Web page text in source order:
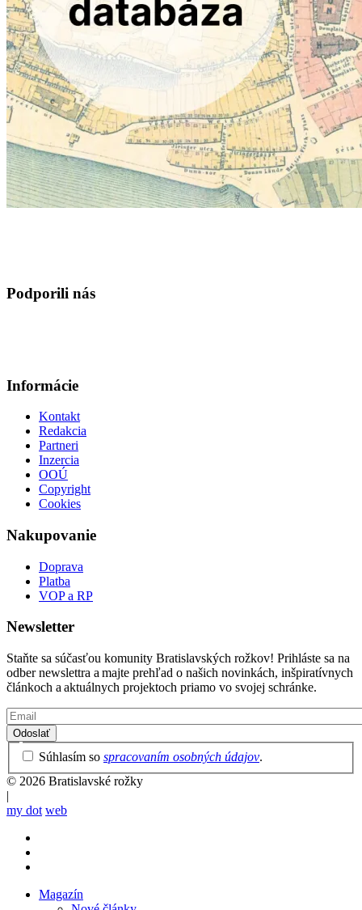
Podporili nás
Informácie
Kontakt
Redakcia
Partneri
Inzercia
OOÚ
Copyright
Cookies
Nakupovanie
Doprava
Platba
VOP a RP
Newsletter
Staňte sa súčasťou komunity Bratislavských rožkov! Prihláste sa na
odber newslettra a majte prehľad o našich novinkách, inšpiratívnych
článkoch a aktuálnych projektoch priamo vo svojej schránke.
Email
Privacy
Policy
Súhlasím so spracovaním osobných údajov.
© 2026 Bratislavské rožky
|
my dot web
Magazín